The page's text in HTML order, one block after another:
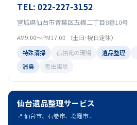
TEL: 022-227-3152
宮城県仙台市青葉区五橋二丁目8番10号
AM9:00〜PM17:00 （土日･祝日定休）
特殊清掃
孤独死の現場 遺品整理
消臭
害虫駆除
仙台遺品整理サービス
📍 仙台市、石巻市、塩竈市...